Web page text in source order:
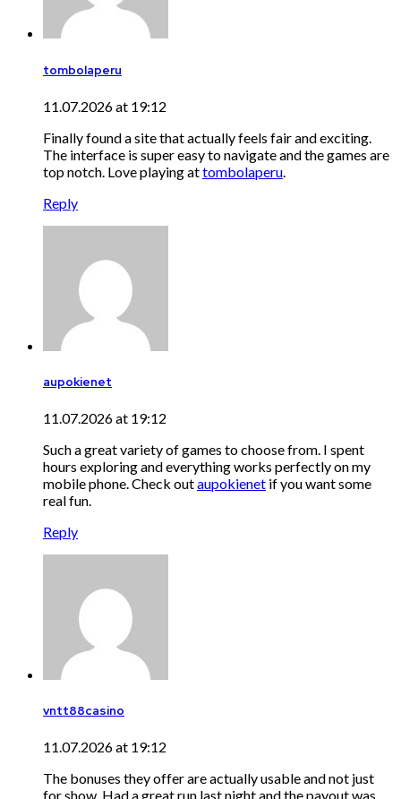
tombolaperu
11.07.2026 at 19:12
Finally found a site that actually feels fair and exciting.
The interface is super easy to navigate and the games are
top notch. Love playing attombolaperu
Reply
aupokienet
11.07.2026 at 19:12
Such a great variety of games to choose from. I spent
hours exploring and everything works perfectly on my
mobile phone. Check outaupokienet if you want some
real fun.
Reply
vntt88casino
11.07.2026 at 19:12
The bonuses they offer are actually usable and not just
for show. Had a great run last night and the payout was